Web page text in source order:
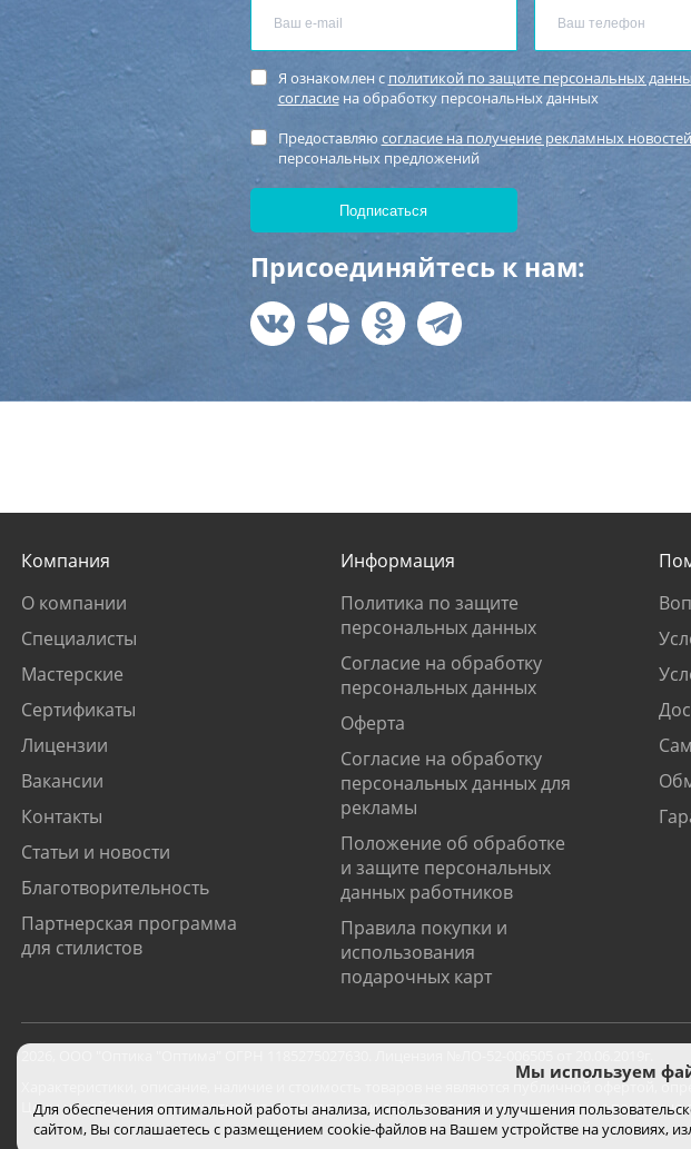
Я ознакомлен с политикой по защите персональных
согласиена обработку персональных данных
Предоставляю согласие на получение рекламных новостей
персональных предложений
Присоединяйтесь к нам:
Компания
О компании
Специалисты
Мастерские
Сертификаты
Лицензии
Вакансии
Контакты
Статьи и новости
Благотворительность
Партнерская программа
для стилистов
Информация
Политика по защите
персональных данных
Согласие на обработку
персональных данных
Оферта
Согласие на обработку
персональных данных для
рекламы
Положение об обработке
и защите персональных
данных работников
Правила покупки и
использования
подарочных карт
Характеристики, описание, наличие и стоимость товаров не являются публичной офертой,
Цены на сайте могут отличаться от цен в салонах и действуют только при покупке с помощью
Мы используем
Для обеспечения оптимальной работы анализа, использования и улучшения
сайтом, Вы соглашаетесь с размещением cookie-файлов на Вашем устройстве на условиях,